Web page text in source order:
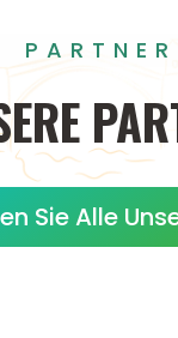
PARTNER
Sie Alle